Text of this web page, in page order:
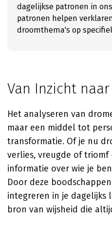
dagelijkse patronen in
patronen helpen
droomthema's op
Van Inzicht
Het analyseren van
maar een middel tot
transformatie. Of je nu
verlies, vreugde of
informatie over wie je
Door deze
integreren in je dagelijks
bron van wijsheid die